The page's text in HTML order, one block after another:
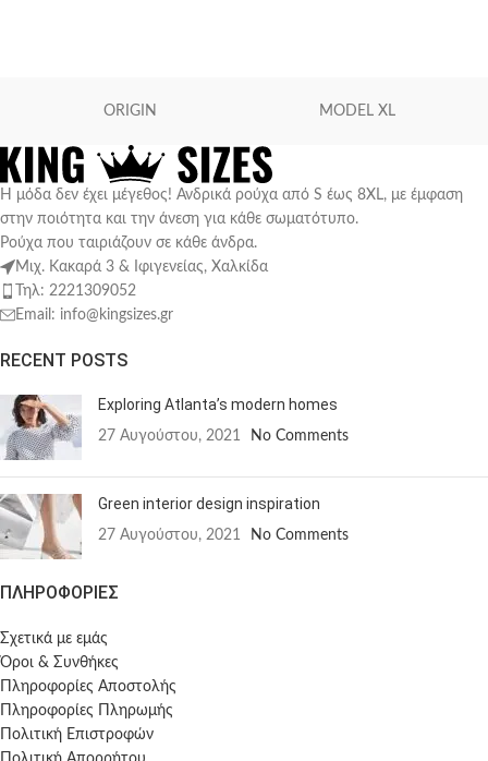
ORIGIN MODEL XL
Η μόδα δεν έχει μέγεθος! Ανδρικά ρούχα από S έως 8XL, με έμφαση
στην ποιότητα και την άνεση για κάθε σωματότυπο.
Ρούχα που ταιριάζουν σε κάθε άνδρα.
Μιχ. Κακαρά 3 & Ιφιγενείας, Χαλκίδα
Τηλ: 2221309052
Email: info@kingsizes.gr
RECENT POSTS
Exploring Atlanta’s modern homes
27 Αυγούστου, 2021 No Comments
Green interior design inspiration
27 Αυγούστου, 2021 No Comments
ΠΛΗΡΟΦΟΡΙΕΣ
Σχετικά με εμάς
Όροι & Συνθήκες
Πληροφορίες Αποστολής
Πληροφορίες Πληρωμής
Πολιτική Επιστροφών